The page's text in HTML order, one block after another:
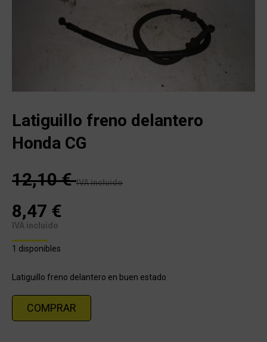
Latiguillo freno delantero
Honda CG
12,10€ IVA incluido
8,47 €
IVA incluido
1 disponibles
Latiguillo freno delantero en buen estado
COMPRAR